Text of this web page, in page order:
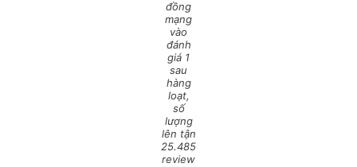
đồng
mạng
vào
đánh
giá 1
sau
hàng
loạt,
số
lượng
lên tận
25.485
review